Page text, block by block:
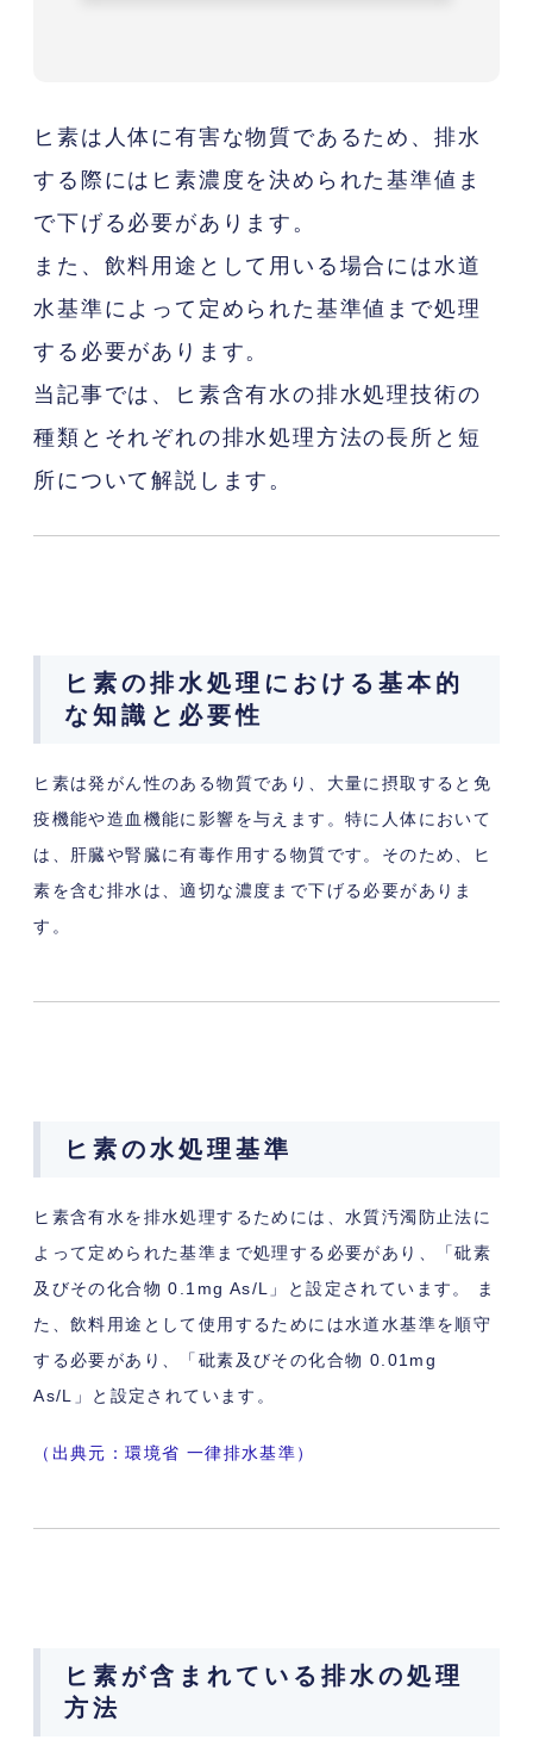
ヒ素は人体に有害な物質であるため、排水
する際にはヒ素濃度を決められた基準値ま
で下げる必要があります。
また、飲料用途として用いる場合には水道
水基準によって定められた基準値まで処理
する必要があります。
当記事では、ヒ素含有水の排水処理技術の
種類とそれぞれの排水処理方法の長所と短
所について解説します。
ヒ素の排水処理における基本的
な知識と必要性
ヒ素は発がん性のある物質であり、大量に摂取すると免
疫機能や造血機能に影響を与えます。特に人体において
は、肝臓や腎臓に有毒作用する物質です。そのため、ヒ
素を含む排水は、適切な濃度まで下げる必要がありま
す。
ヒ素の水処理基準
ヒ素含有水を排水処理するためには、水質汚濁防止法に
よって定められた基準まで処理する必要があり、「砒素
及びその化合物 0.1mg As/L」と設定されています。 ま
た、飲料用途として使用するためには水道水基準を順守
する必要があり、「砒素及びその化合物 0.01mg
As/L」と設定されています。
（出典元：環境省 一律排水基準）
ヒ素が含まれている排水の処理
方法